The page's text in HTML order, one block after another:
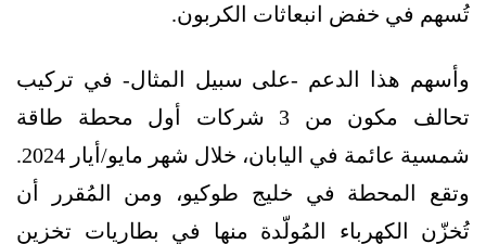
تُسهم في خفض انبعاثات الكربون.
وأسهم هذا الدعم -على سبيل المثال- في تركيب
تحالف مكون من 3 شركات أول محطة طاقة
شمسية عائمة في اليابان، خلال شهر مايو/أيار 2024.
وتقع المحطة في خليج طوكيو، ومن المُقرر أن
تُخزّن الكهرباء المُولّدة منها في بطاريات تخزين